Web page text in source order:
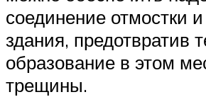
соединение отмостки
здания, предотвратив
образование в этом
трещины.